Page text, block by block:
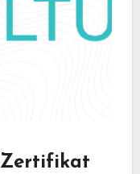
Zertifikat